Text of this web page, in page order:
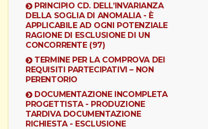
PRINCIPIO CD. DELL’INVARIANZA
DELLA SOGLIA DI ANOMALIA - È
APPLICABILE AD OGNI POTENZIALE
RAGIONE DI ESCLUSIONE DI UN
CONCORRENTE (97)
TERMINE PER LA COMPROVA DEI
REQUISITI PARTECIPATIVI – NON
PERENTORIO
DOCUMENTAZIONE INCOMPLETA
PROGETTISTA - PRODUZIONE
TARDIVA DOCUMENTAZIONE
RICHIESTA - ESCLUSIONE